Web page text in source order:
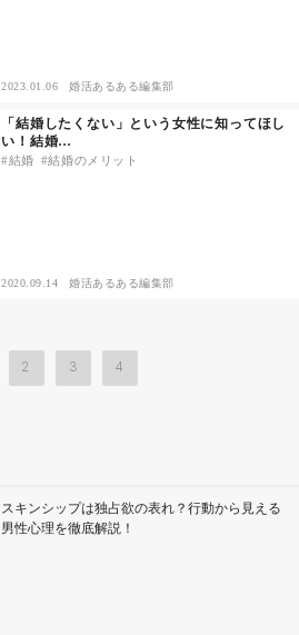
2023.01.06 婚活あるある編集部
「結婚したくない」という女性に知ってほし
い！結婚…
結婚 結婚のメリット
2020.09.14 婚活あるある編集部
2 3 4
スキンシップは独占欲の表れ？行動から見える
男性心理を徹底解説！